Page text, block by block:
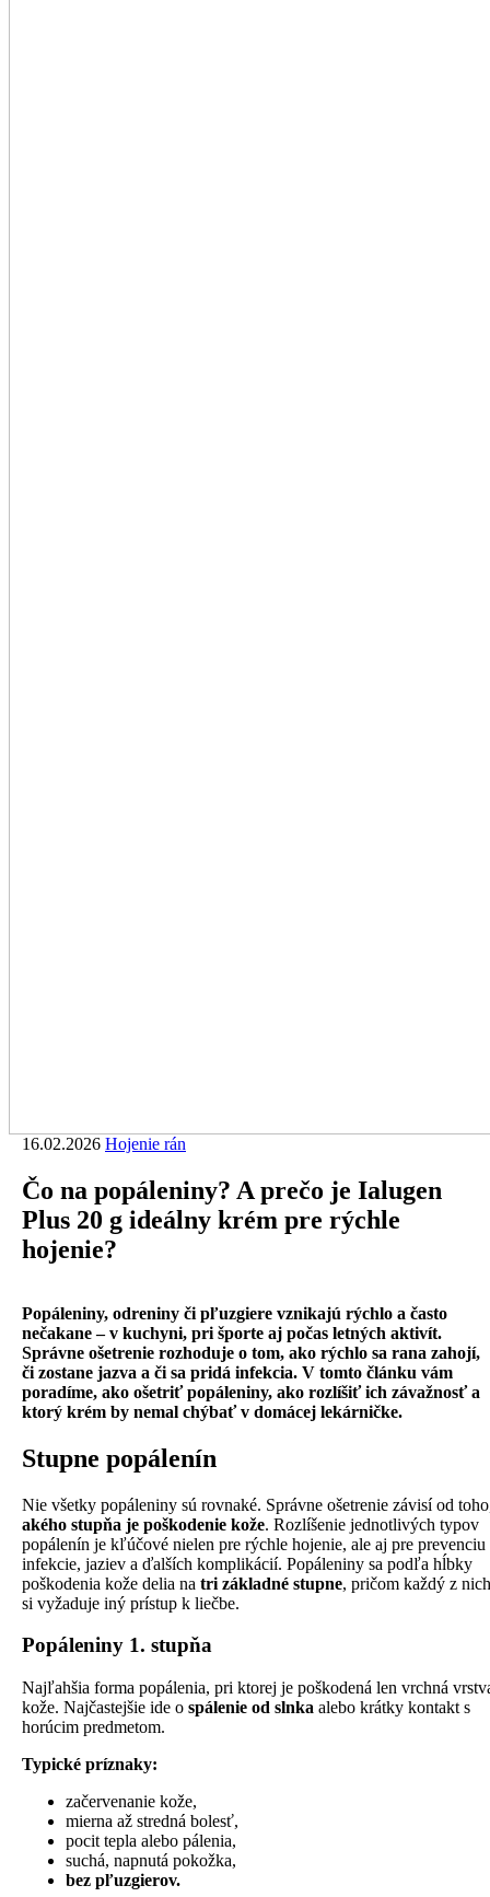
16.02.2026 Hojenie rán
Čo na popáleniny? A prečo je Ialugen
Plus 20 g ideálny krém pre rýchle
hojenie?
Popáleniny, odreniny či pľuzgiere vznikajú rýchlo a často
nečakane – v kuchyni, pri športe aj počas letných aktivít.
Správne ošetrenie rozhoduje o tom, ako rýchlo sa rana zahojí,
či zostane jazva a či sa pridá infekcia. V tomto článku vám
poradíme, ako ošetriť popáleniny, ako rozlíšiť ich závažnosť a
ktorý krém by nemal chýbať v domácej lekárničke.
Stupne popálenín
Nie všetky popáleniny sú rovnaké. Správne ošetrenie závisí od
akého stupňa je poškodenie kože. Rozlíšenie jednotlivých typov
popálenín je kľúčové nielen pre rýchle hojenie, ale aj pre prevenciu
infekcie, jaziev a ďalších komplikácií. Popáleniny sa podľa hĺbky
poškodenia kože delia na tri základné stupne, pričom každý z nich
si vyžaduje iný prístup k liečbe.
Popáleniny 1. stupňa
Najľahšia forma popálenia, pri ktorej je poškodená len vrchná
kože. Najčastejšie ide o spálenie od slnka alebo krátky kontakt s
horúcim predmetom.
Typické príznaky:
začervenanie kože,
mierna až stredná bolesť,
pocit tepla alebo pálenia,
suchá, napnutá pokožka,
bez pľuzgierov.